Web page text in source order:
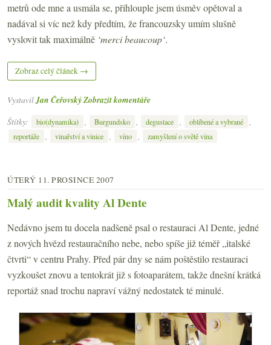
metrů ode mne a usmála se, přihlouple jsem úsměv opětoval a
nadával si víc než kdy předtím, že francouzsky umím slušně
vyslovit tak maximálně ‘merci beaucoup‘.
Zobraz celý článek →
VystavilJan ČeřovskýZobrazit komentáře
Štítky:
bio(dynamika) , Burgundsko , degustace , oblíbené a vybrané ,
reportáže , vinařství a vinice , víno , zamyšlení o světě vína
ÚTERÝ 11. PROSINCE 2007
Malý audit kvality Al Dente
Nedávno jsem tu docela nadšeně psal o restauraci Al Dente, jedné
z nových hvězd restauračního nebe, nebo spíše již téměř „italské
čtvrti“ v centru Prahy. Před pár dny se nám poštěstilo restauraci
vyzkoušet znovu a tentokrát již s fotoaparátem, takže dnešní krátká
reportáž snad trochu napraví vážný nedostatek té minulé.